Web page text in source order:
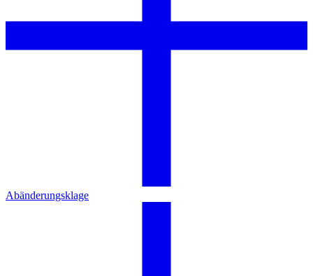
Abänderungsklage